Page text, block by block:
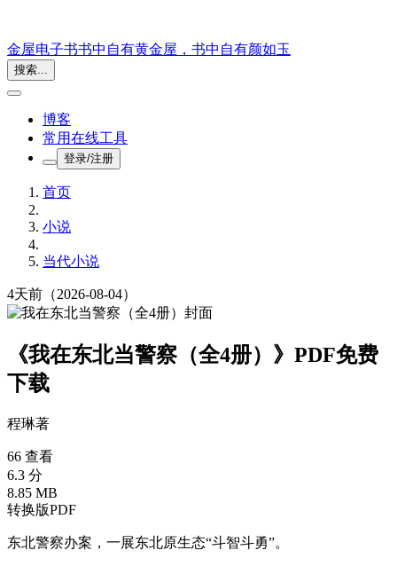
金屋电子书书中自有黄金屋，书中自有颜如玉
搜索...
博客
常用在线工具
登录/注册
首页
小说
当代小说
4天前 （2026-08-04）
《我在东北当警察（全4册）》PDF免费
下载
程琳著
66 查看
6.3 分
8.85 MB
转换版PDF
东北警察办案，一展东北原生态“斗智斗勇”。